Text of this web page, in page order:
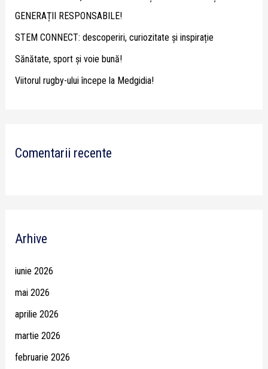
r
:
GENERAȚII RESPONSABILE!
STEM CONNECT: descoperiri, curiozitate și inspirație
Sănătate, sport și voie bună!
Viitorul rugby-ului începe la Medgidia!
Comentarii recente
Arhive
iunie 2026
mai 2026
aprilie 2026
martie 2026
februarie 2026